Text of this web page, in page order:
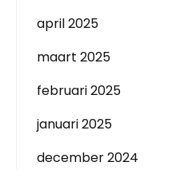
april 2025
maart 2025
februari 2025
januari 2025
december 2024